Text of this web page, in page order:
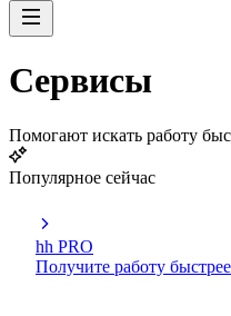
Сервисы
Помогают искать работу
Популярное сейчас
hh PRO
Получите работу